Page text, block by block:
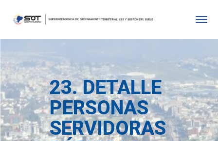
23. DETALLE
PERSONAS
SERVIDORAS